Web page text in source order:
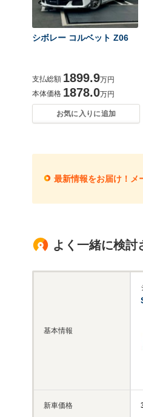
シボレー コルベット Z06
支払総額 1899.9万円
本体価格 1878.0万円
お気に入りに追加
最新情報をお届け！メ
よく一緒に検討
基本情報
新車価格